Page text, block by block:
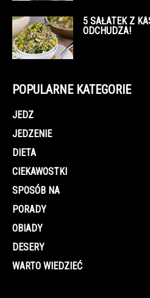
5 SAŁATEK Z
ODCHUDZA!
POPULARNE KATEGORIE
JEDZ
JEDZENIE
DIETA
CIEKAWOSTKI
SPOSÓB NA
PORADY
OBIADY
DESERY
WARTO WIEDZIEĆ